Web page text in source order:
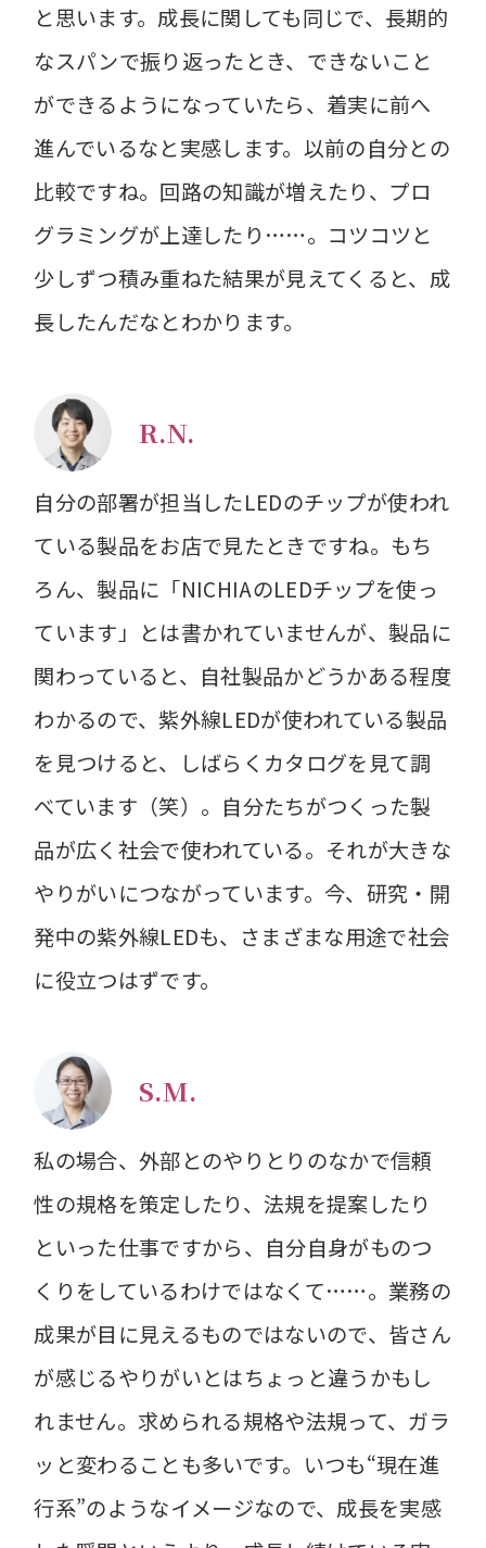
と思います。成長に関しても同じで、長期的
なスパンで振り返ったとき、できないこと
ができるようになっていたら、着実に前へ
進んでいるなと実感します。以前の自分との
比較ですね。回路の知識が増えたり、プロ
グラミングが上達したり……。コツコツと
少しずつ積み重ねた結果が見えてくると、成
長したんだなとわかります。
R.N.
自分の部署が担当したLEDのチップが使われ
ている製品をお店で見たときですね。もち
ろん、製品に「NICHIAのLEDチップを使っ
ています」とは書かれていませんが、製品に
関わっていると、自社製品かどうかある程度
わかるので、紫外線LEDが使われている製品
を見つけると、しばらくカタログを見て調
べています（笑）。自分たちがつくった製
品が広く社会で使われている。それが大きな
やりがいにつながっています。今、研究・開
発中の紫外線LEDも、さまざまな用途で社会
に役立つはずです。
S.M.
私の場合、外部とのやりとりのなかで信頼
性の規格を策定したり、法規を提案したり
といった仕事ですから、自分自身がものつ
くりをしているわけではなくて……。業務の
成果が目に見えるものではないので、皆さん
が感じるやりがいとはちょっと違うかもし
れません。求められる規格や法規って、ガラ
ッと変わることも多いです。いつも“現在進
行系”のようなイメージなので、成長を実感